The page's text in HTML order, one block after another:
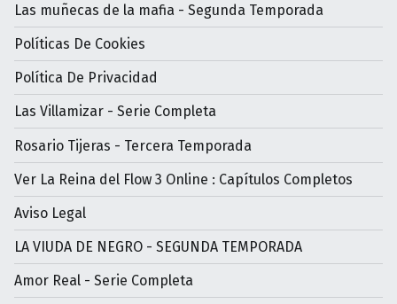
Las muñecas de la mafia - Segunda Temporada
Políticas De Cookies
Política De Privacidad
Las Villamizar - Serie Completa
Rosario Tijeras - Tercera Temporada
Ver La Reina del Flow 3 Online : Capítulos Completos
Aviso Legal
LA VIUDA DE NEGRO - SEGUNDA TEMPORADA
Amor Real - Serie Completa